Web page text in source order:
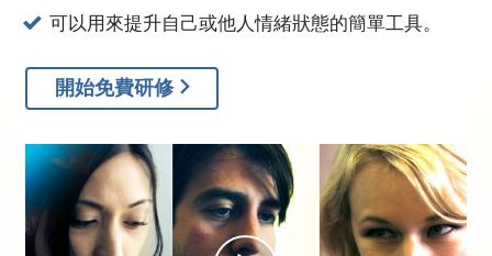
但是L. 羅恩 賀伯特發現，那其實是一種人們在
並沒有討論，而那些情緒似乎被隱藏起來，他發
現透過人類的行為可以告訴你他們感受到什麼情
發現並提供工具，透過觀察這個人的行為、和他
說話的方式，甚至光是看著他的眼睛，就能讓我
們在任何時刻，找出一個人在情緒等級上的位
置。
可以用來提升自己或他人情緒狀態的簡單工具。
開始免費研修